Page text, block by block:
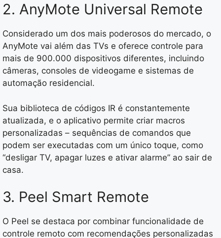
2. AnyMote Universal Remote
Considerado um dos mais poderosos do mercado, o
AnyMote vai além das TVs e oferece controle para
mais de 900.000 dispositivos diferentes, incluindo
câmeras, consoles de videogame e sistemas de
automação residencial.
Sua biblioteca de códigos IR é constantemente
atualizada, e o aplicativo permite criar macros
personalizadas – sequências de comandos que
podem ser executadas com um único toque, como
“desligar TV, apagar luzes e ativar alarme” ao sair de
casa.
3. Peel Smart Remote
O Peel se destaca por combinar funcionalidade de
controle remoto com recomendações personalizadas